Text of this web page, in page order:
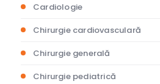
Cardiologie
Chirurgie cardiovasculară
Chirurgie generală
Chirurgie pediatrică